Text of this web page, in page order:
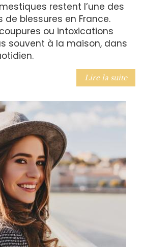
restent l’une des
de blessures en France.
ou intoxications
souvent à la maison, dans
Lire la suite